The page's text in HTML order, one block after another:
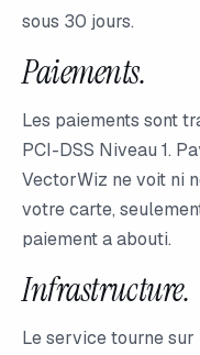
sous 30 jours.
Paiements.
Les paiements sont
PCI-DSS Niveau 1.
VectorWiz ne voit ni
votre carte,
paiement a abouti.
Infrastructure.
Le service tourne